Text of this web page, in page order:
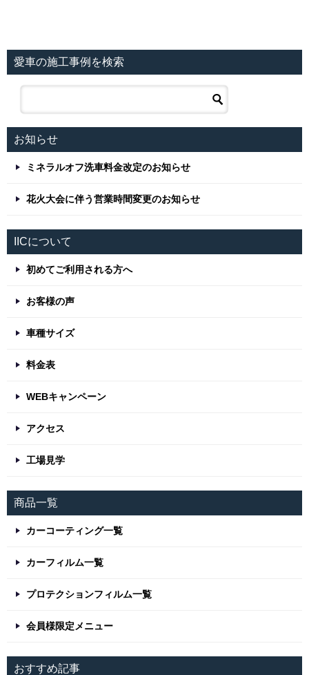
愛車の施工事例を検索
お知らせ
ミネラルオフ洗車料金改定のお知らせ
花火大会に伴う営業時間変更のお知らせ
IICについて
初めてご利用される方へ
お客様の声
車種サイズ
料金表
WEBキャンペーン
アクセス
工場見学
商品一覧
カーコーティング一覧
カーフィルム一覧
プロテクションフィルム一覧
会員様限定メニュー
おすすめ記事